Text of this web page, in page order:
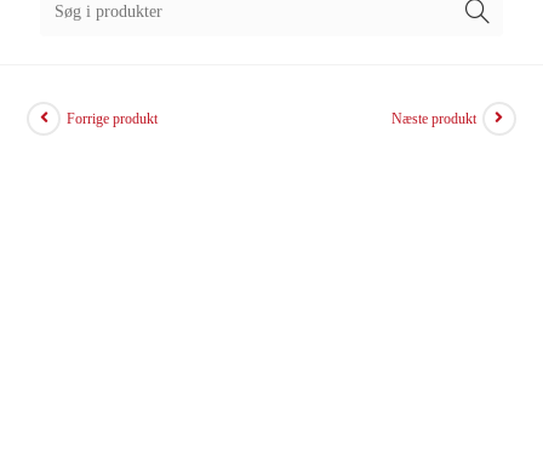
Forrige produkt Næste produkt